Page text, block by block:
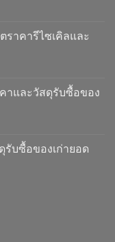
ราคารีไซเคิลและ
าและวัสดุรับซื้อของ
รับซื้อของเก่ายอด